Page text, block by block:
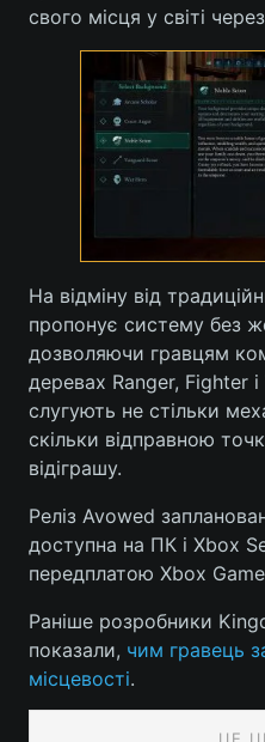
свого місця у світі
На відміну від
пропонує систему без
дозволяючи гравцям
деревах Ranger, Fighter
слугують не стільки
скільки відправною
відіграшу.
Реліз Avowed
доступна на ПК і Xbox
передплатою Xbox
Раніше розробники
показали, чим гравець
місцевості.